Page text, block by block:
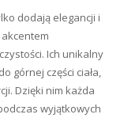
dodają elegancji i
Ich unikalny
górnej części ciała,
Dzięki nim każda
wyjątkowych